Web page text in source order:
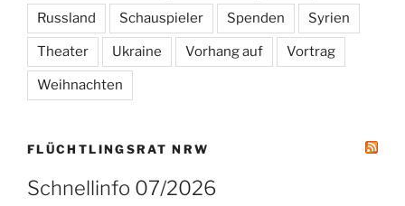
Russland Schauspieler Spenden Syrien
Theater Ukraine Vorhang auf Vortrag
Weihnachten
FLÜCHTLINGSRAT NRW
Schnellinfo 07/2026